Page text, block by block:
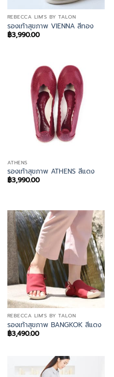
REBECCA LIM'S BY TALON
รองเท้าสุขภาพ VIENNA สีทอง
฿3,990.00
ATHENS
รองเท้าสุขภาพ ATHENS สีแดง
฿3,990.00
REBECCA LIM'S BY TALON
รองเท้าสุขภาพ BANGKOK สีแดง
฿3,490.00